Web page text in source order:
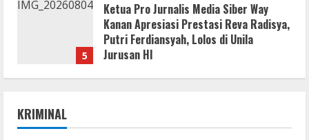
5
Ketua Pro Jurnalis Media Siber Way
Kanan Apresiasi Prestasi Reva Radisya,
Putri Ferdiansyah, Lolos di Unila
Jurusan HI
KRIMINAL